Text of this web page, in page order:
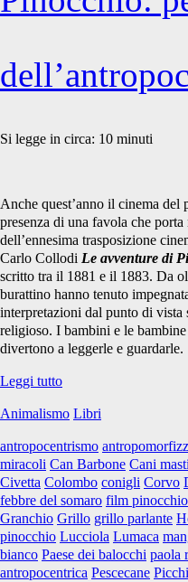
Si legge in circa: 10 minuti
Anche quest’anno il cinema del
presenza di una favola che
dell’ennesima trasposizione
Carlo Collodi Le avventure di
scritto tra il 1881 e il 1883. Da
burattino hanno tenuto
interpretazioni dal punto di
religioso. I bambini e le
divertono a leggerle e guardarle.
Leggi tuttoPinocchio:
dell’antropocentrismo
Animalismo Libri
antropocentrismo
miracoli Can Barbone Cani
Civetta Colombo conigli Corvo
febbre del somaro film pinocchio
Granchio Grillo grillo parlante
pinocchio Lucciola Lumaca
bianco Paese dei balocchi paola
antropocentrica Pescecane Picchi